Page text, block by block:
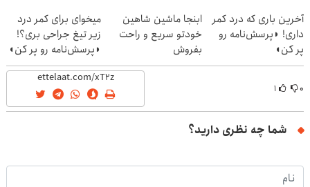
آخرین باری که درد کمر
داری! ◗پرسش‌نامه رو
پر کن◖
ابنجا ماشین شاهین
خودتو سریع و راحت
بفروش
میخوای برای کمر درد
زیر تیغ جراحی بری؟!
◗پرسش‌نامه رو پر کن◖
۰ ۱
شما چه نظری دارید؟